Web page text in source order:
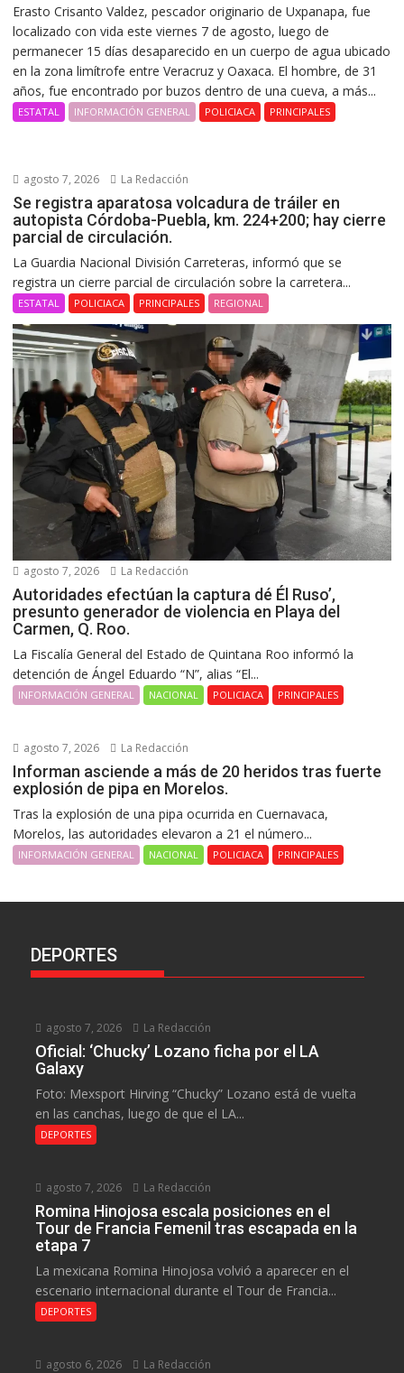
Erasto Crisanto Valdez, pescador originario de Uxpanapa, fue
localizado con vida este viernes 7 de agosto, luego de
permanecer 15 días desaparecido en un cuerpo de agua ubicado
en la zona limítrofe entre Veracruz y Oaxaca. El hombre, de 31
años, fue encontrado por buzos dentro de una cueva, a más...
ESTATAL INFORMACIÓN GENERAL POLICIACA PRINCIPALES
agosto 7, 2026 La Redacción
Se registra aparatosa volcadura de tráiler en
autopista Córdoba-Puebla, km. 224+200; hay cierre
parcial de circulación.
La Guardia Nacional División Carreteras, informó que se
registra un cierre parcial de circulación sobre la carretera...
ESTATAL POLICIACA PRINCIPALES REGIONAL
agosto 7, 2026 La Redacción
Autoridades efectúan la captura dé Él Ruso’,
presunto generador de violencia en Playa del
Carmen, Q. Roo.
La Fiscalía General del Estado de Quintana Roo informó la
detención de Ángel Eduardo “N”, alias “El...
INFORMACIÓN GENERAL NACIONAL POLICIACA PRINCIPALES
agosto 7, 2026 La Redacción
Informan asciende a más de 20 heridos tras fuerte
explosión de pipa en Morelos.
Tras la explosión de una pipa ocurrida en Cuernavaca,
Morelos, las autoridades elevaron a 21 el número...
INFORMACIÓN GENERAL NACIONAL POLICIACA PRINCIPALES
DEPORTES
agosto 7, 2026 La Redacción
Oficial: ‘Chucky’ Lozano ficha por el LA
Galaxy
Foto: Mexsport Hirving “Chucky” Lozano está de vuelta
en las canchas, luego de que el LA...
DEPORTES
agosto 7, 2026 La Redacción
Romina Hinojosa escala posiciones en el
Tour de Francia Femenil tras escapada en la
etapa 7
La mexicana Romina Hinojosa volvió a aparecer en el
escenario internacional durante el Tour de Francia...
DEPORTES
agosto 6, 2026 La Redacción